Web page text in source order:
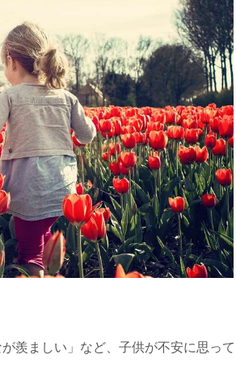
羨ましい」など、子供が不安に思って